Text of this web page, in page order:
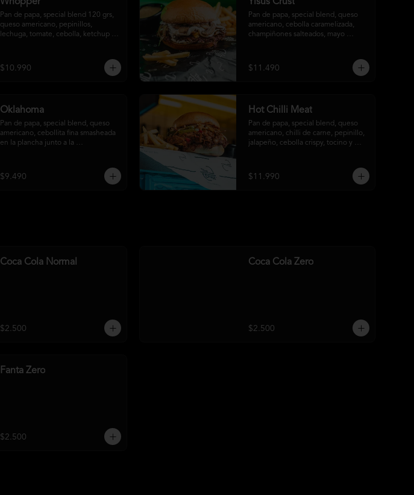
Pan de papa, special blend 120 grs,
queso americano, pepinillos,
lechuga, tomate, cebolla, ketchup y
$10.990
Pan de papa, special blend, queso
americano, cebolla caramelizada,
champiñones salteados, mayo
$11.490
Oklahoma
Pan de papa, special blend, queso
americano, cebollita fina smasheada
en la plancha junto a la
$9.490
Hot Chilli Meat
Pan de papa, special blend, queso
americano, chilli de carne, pepinillo,
jalapeño, cebolla crispy, tocino y
$11.990
Coca Cola Normal
$2.500
Coca Cola Zero
$2.500
Fanta Zero
$2.500